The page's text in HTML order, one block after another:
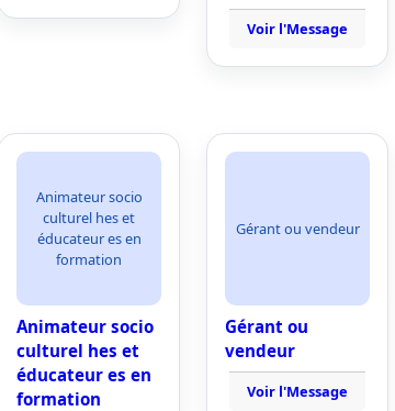
Voir l'Message
Animateur socio
culturel hes et
éducateur es en
formation
Animateur socio
culturel hes et
éducateur es en
formation
Gérant ou vendeur
Gérant ou
vendeur
Voir l'Message